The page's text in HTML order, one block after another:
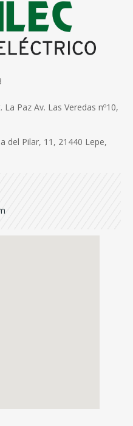
Paz Av. Las Veredas nº10,
del Pilar, 11, 21440 Lepe,